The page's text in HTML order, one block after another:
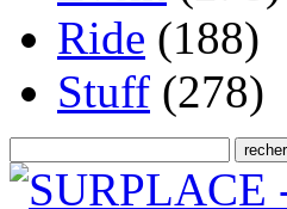
Ride (188)
Stuff (278)